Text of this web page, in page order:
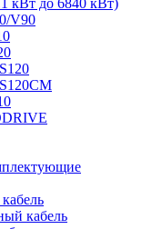
кВт до 6840 кВт)
V90
кабель